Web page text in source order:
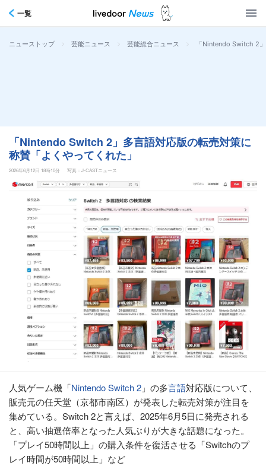
一覧
ニューストップ > 芸能ニュース > 芸能総合ニュース > 「Nintendo Switch 2
「Nintendo Switch 2」多言語対応版の転売対策に
称賛「よくやってくれた」
2026年6月12日 18時10分 写真：J-CASTニュース
人気ゲーム機「Nintendo Switch 2 」の多言語対応版について、
販売元の任天堂（京都市南区）が発表した転売対策が注目を
集めている。Switch 2と言えば、2025年6月5日に発売される
と、高い抽選倍率となった人気ぶりが大きな話題になった。
「プレイ50時間以上」の購入条件を復活させる「Switchのプ
レイ時間が50時間以上」など